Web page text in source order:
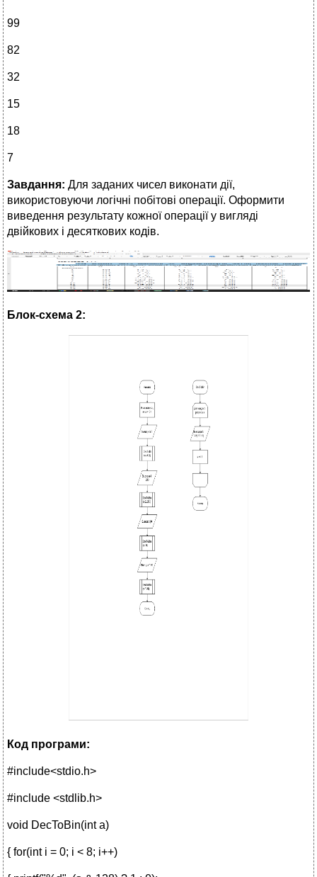
99
82
32
15
18
7
Завдання: Для заданих чисел виконати дії,
використовуючи логічні побітові операції. Оформити
виведення результату кожної операції у вигляді
двійкових і десяткових кодів.
Блок-схема 2:
Код програми:
#include<stdio.h>
#include <stdlib.h>
void DecToBin(int a)
{ for(int i = 0; i < 8; i++)